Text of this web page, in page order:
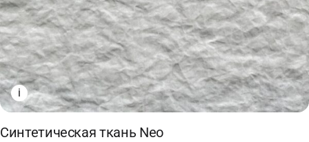
i
Синтетическая ткань Neo